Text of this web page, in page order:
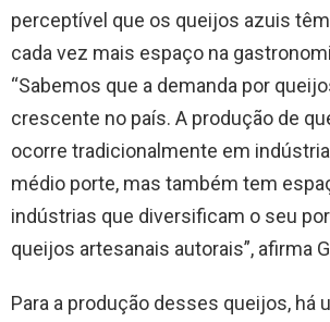
perceptível que os queijos azuis
cada vez mais espaço na
“Sabemos que a demanda por
crescente no país. A produção de
ocorre tradicionalmente em
médio porte, mas também tem
indústrias que diversificam o seu
queijos artesanais autorais”, afirma
Para a produção desses queijos, há